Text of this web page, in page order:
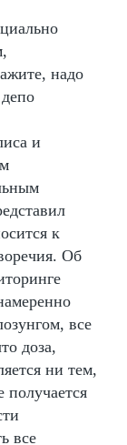
надо
и
к
Об
все
доза,
ни тем,
все